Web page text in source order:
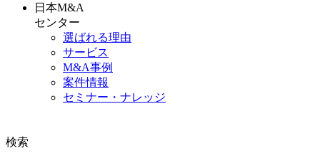
日本M&A
センター
選ばれる理由
サービス
M&A事例
案件情報
セミナー・ナレッジ
検索